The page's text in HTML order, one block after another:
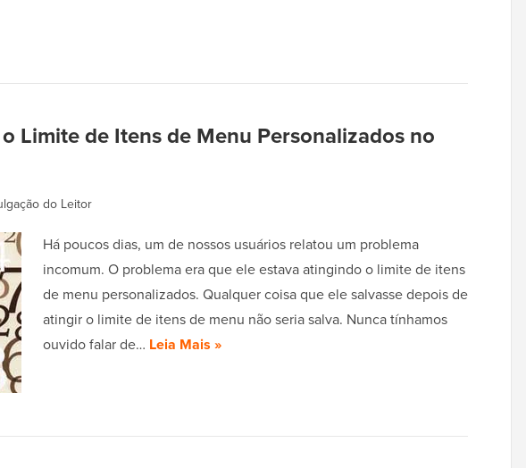
Limite de Itens de Menu Personalizados no
do Leitor
Há poucos dias, um de nossos usuários relatou um problema
incomum. O problema era que ele estava atingindo o limite de itens
de menu personalizados. Qualquer coisa que ele salvasse depois de
atingir o limite de itens de menu não seria salva. Nunca tínhamos
ouvido falar de… Leia Mais »